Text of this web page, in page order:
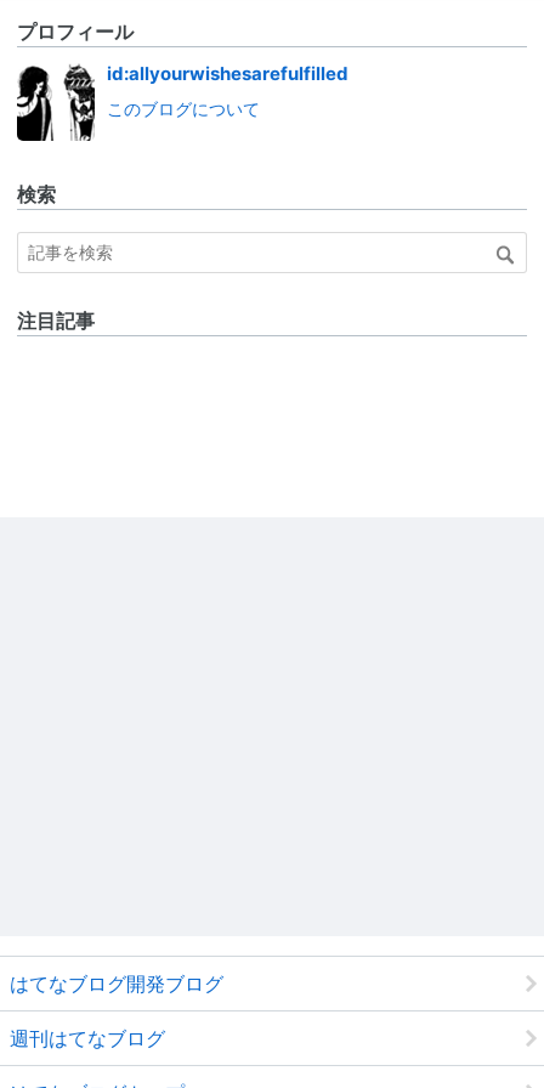
プロフィール
id:allyourwishesarefulfilled
このブログについて
検索
注目記事
はてなブログ開発ブログ
週刊はてなブログ